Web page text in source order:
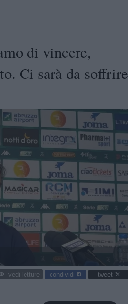
di vincere,
Ci sarà da soffrire
vedi letture condividi tweet